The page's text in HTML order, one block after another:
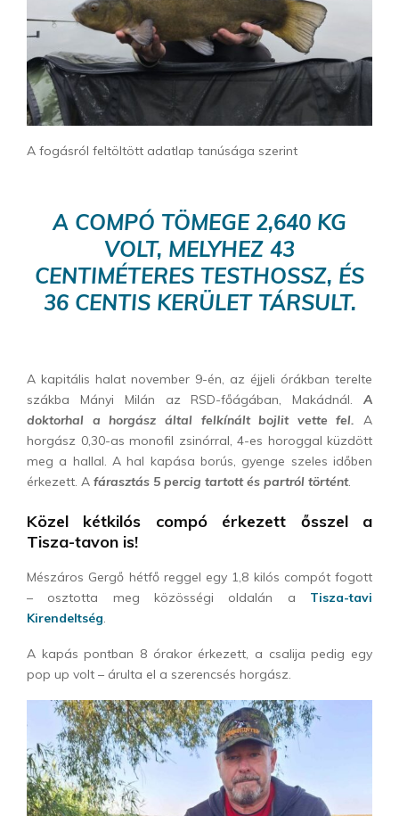
A fogásról feltöltött adatlap tanúsága szerint
A COMPÓ TÖMEGE 2,640 KG
VOLT, MELYHEZ 43
CENTIMÉTERES TESTHOSSZ, ÉS
36 CENTIS KERÜLET TÁRSULT.
A kapitális halat november 9-én, az éjjeli órákban terelte
szákba Mányi Milán az RSD-főágában, Makádnál. A
doktorhal a horgász által felkínált bojlit vette fel.
A
horgász 0,30-as monofil zsinórral, 4-es horoggal küzdött
meg a hallal. A hal kapása borús, gyenge szeles időben
érkezett. A fárasztás 5 percig tartott és partról történt.
Közel kétkilós compó érkezett ősszel a
Tisza-tavon is!
Mészáros Gergő hétfő reggel egy 1,8 kilós compót fogott
– osztotta meg közösségi oldalán a Tisza-tavi
Kirendeltség
A kapás pontban 8 órakor érkezett, a csalija pedig egy
pop up volt – árulta el a szerencsés horgász.